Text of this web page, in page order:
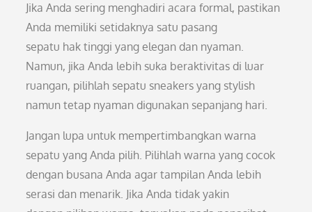
Jika Anda sering menghadiri acara formal, pastikan
Anda memiliki setidaknya satu pasang
sepatu hak tinggi yang elegan dan nyaman.
Namun, jika Anda lebih suka beraktivitas di luar
ruangan, pilihlah sepatu sneakers yang stylish
namun tetap nyaman digunakan sepanjang hari.
Jangan lupa untuk mempertimbangkan warna
sepatu yang Anda pilih. Pilihlah warna yang cocok
dengan busana Anda agar tampilan Anda lebih
serasi dan menarik. Jika Anda tidak yakin